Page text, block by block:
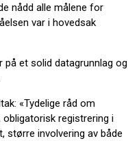
nådd alle målene for
var i hovedsak
på et solid datagrunnlag og
«Tydelige råd om
obligatorisk registrering i
større involvering av både